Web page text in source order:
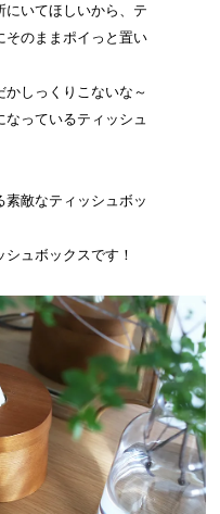
にいてほしいから、テ
そのままポイっと置い
しっくりこないな～
っているティッシュ
敵なティッシュボッ
ュボックスです！